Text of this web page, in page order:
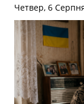
Четвер, 6